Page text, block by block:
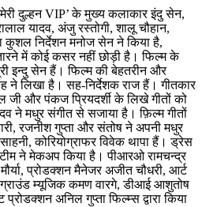
दुल्हन VIP’ के मुख्य कलाकार इंदु सेन,
यादव, अंजु रस्तोगी, शालू चौहान,
निर्देशन मनोज सेन ने किया है,
में कोई कसर नहीं छोड़ी है। फिल्म के
इन्दु सेन हैं। फिल्म की बेहतरीन और
ने लिखा है। सह-निर्देशक राज हैं। गीतकार
जी और पंकज प्रियदर्शी के लिखे गीतों को
ने मधुर संगीत से सजाया है। फ़िल्म गीतों
रजनीश गुप्ता और संतोष ने अपनी मधुर
कोरियोग्राफर विवेक थापा हैं। ड्रेस
ने मेकअप किया है। पीआरओ रामचन्द्र
प्रोडक्शन मैनेजर अजीत चौधरी, आर्ट
ग्राउंड म्यूजिक कमण वारगे, डीआई आशुतोष
अनिल गुप्ता फिल्म्स द्वारा किया